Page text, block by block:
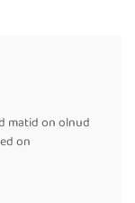
matid on olnud
on